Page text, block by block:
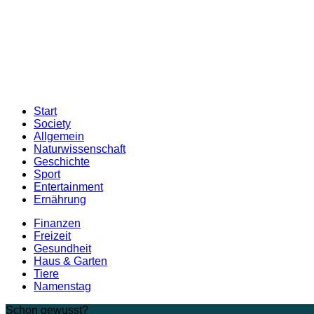
Start
Society
Allgemein
Naturwissenschaft
Geschichte
Sport
Entertainment
Ernährung
Finanzen
Freizeit
Gesundheit
Haus & Garten
Tiere
Namenstag
Schon gewusst?